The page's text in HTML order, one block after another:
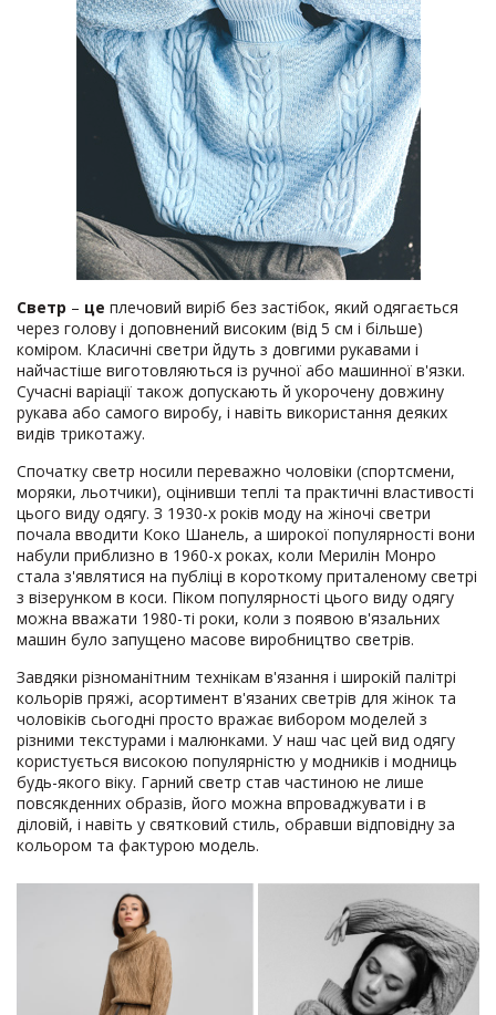
Светр – це плечовий виріб без застібок, який одягається
через голову і доповнений високим (від 5 см і більше)
коміром. Класичні светри йдуть з довгими рукавами і
найчастіше виготовляються із ручної або машинної в'язки.
Сучасні варіації також допускають й укорочену довжину
рукава або самого виробу, і навіть використання деяких
видів трикотажу.
Спочатку светр носили переважно чоловіки (спортсмени,
моряки, льотчики), оцінивши теплі та практичні властивості
цього виду одягу. З 1930-х років моду на жіночі светри
почала вводити Коко Шанель, а широкої популярності вони
набули приблизно в 1960-х роках, коли Мерилін Монро
стала з'являтися на публіці в короткому приталеному светрі
з візерунком в коси. Піком популярності цього виду одягу
можна вважати 1980-ті роки, коли з появою в'язальних
машин було запущено масове виробництво светрів.
Завдяки різноманітним технікам в'язання і широкій палітрі
кольорів пряжі, асортимент в'язаних светрів для жінок та
чоловіків сьогодні просто вражає вибором моделей з
різними текстурами і малюнками. У наш час цей вид одягу
користується високою популярністю у модників і модниць
будь-якого віку. Гарний светр став частиною не лише
повсякденних образів, його можна впроваджувати і в
діловій, і навіть у святковий стиль, обравши відповідну за
кольором та фактурою модель.